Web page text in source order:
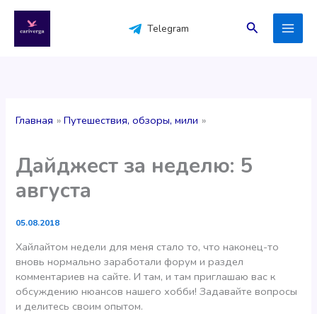
содержимому
Telegram Поиск
Главная Путешествия, обзоры, мили
Дайджест за неделю: 5
августа
05.08.2018
Хайлайтом недели для меня стало то, что наконец-то
вновь нормально заработали форум и раздел
комментариев на сайте. И там, и там приглашаю вас к
обсуждению нюансов нашего хобби! Задавайте вопросы
и делитесь своим опытом.